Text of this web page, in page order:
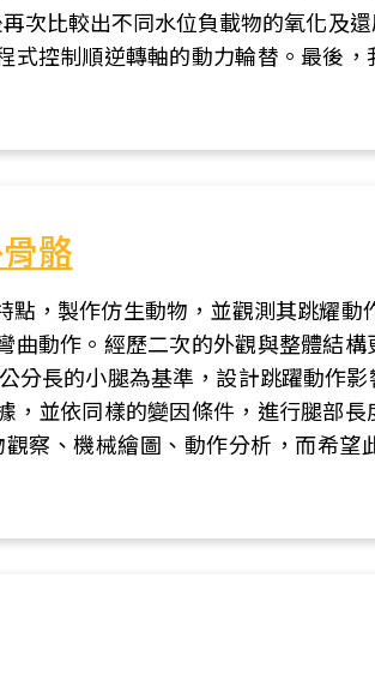
次比較出不同水位負載物的氧化及
控制順逆轉軸的動力輪替。最後
骼
，製作仿生動物，並觀測其跳耀動
動作。經歷二次的外觀與整體結
分長的小腿為基準，設計跳躍動作
並依同樣的變因條件，進行腿部
察、機械繪圖、動作分析，而希望